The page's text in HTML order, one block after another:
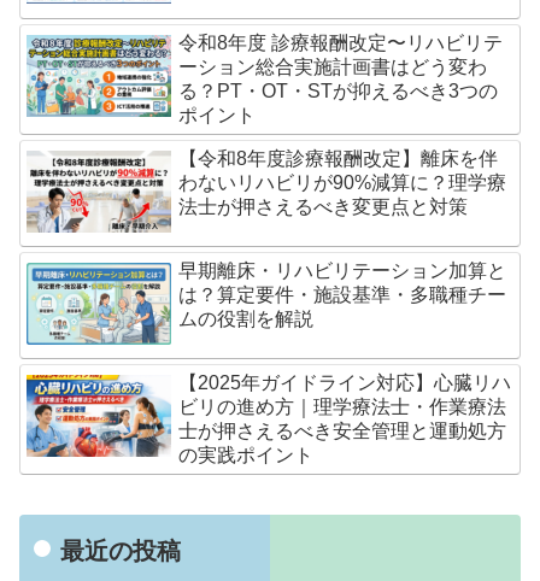
令和8年度 診療報酬改定〜リハビリテ
ーション総合実施計画書はどう変わ
る？PT・OT・STが抑えるべき3つの
ポイント
【令和8年度診療報酬改定】離床を伴
わないリハビリが90%減算に？理学療
法士が押さえるべき変更点と対策
早期離床・リハビリテーション加算と
は？算定要件・施設基準・多職種チー
ムの役割を解説
【2025年ガイドライン対応】心臓リハ
ビリの進め方｜理学療法士・作業療法
士が押さえるべき安全管理と運動処方
の実践ポイント
最近の投稿